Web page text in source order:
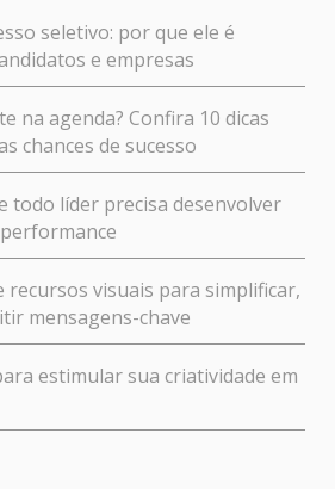
seletivo: por que ele é
e empresas
na agenda? Confira 10 dicas
chances de sucesso
todo líder precisa desenvolver
recursos visuais para simplificar,
mensagens-chave
estimular sua criatividade em